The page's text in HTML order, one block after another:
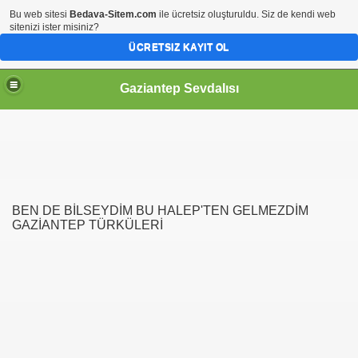
Gaziantep Sevdalısı
BEN DE BİLSEYDİM BU HALEP'TEN GELMEZDİM
GAZİANTEP TÜRKÜLERİ
Bu web sitesi Bedava-Sitem.com ile ücretsiz oluşturuldu. Siz de kendi web
sitenizi ister misiniz?
ÜCRETSIZ KAYIT OL